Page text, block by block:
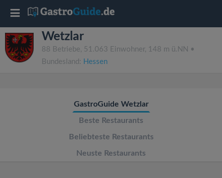
Wetzlar
88 Betriebe, 51.063 Einwohner, 148 m ü.NN •
Bundesland: Hessen
GastroGuide Wetzlar
Beste Restaurants
Beliebteste Restaurants
Neuste Restaurants
T
o
g